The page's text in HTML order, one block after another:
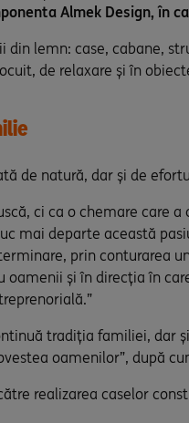
Almek Design, în
lemn: case, cabane,
de relaxare și în
de natură, dar și de
ci ca o chemare
mai departe această
prin conturarea
și în direcția în
tradiția familiei, dar
oamenilor”, după
realizarea caselor